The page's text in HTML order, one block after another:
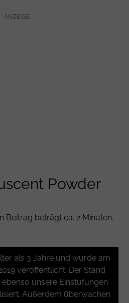
Powder
Beitrag beträgt ca. 2 Minuten.
als 3 Jahre und wurde am
veröffentlicht. Der Stand
unsere Einstufungen
Außerdem überwachen